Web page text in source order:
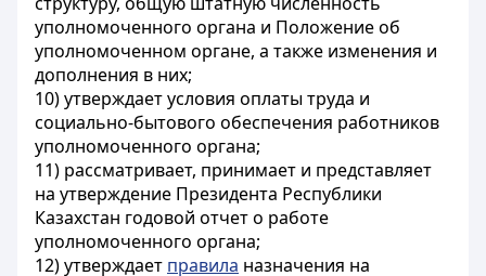
уполномоченного органа и Положение об
уполномоченном органе, а также изменения и
дополнения в них;
10) утверждает условия оплаты труда и
социально-бытового обеспечения работников
уполномоченного органа;
11) рассматривает, принимает и представляет
на утверждение Президента Республики
Казахстан годовой отчет о работе
уполномоченного органа;
12) утверждает правила назначения на